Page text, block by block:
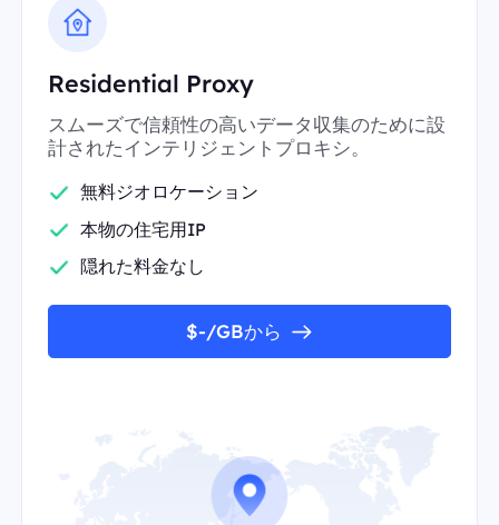
Residential Proxy
スムーズで信頼性の高いデータ収集のために設
計されたインテリジェントプロキシ。
無料ジオロケーション
本物の住宅用IP
隠れた料金なし
$-/GBから